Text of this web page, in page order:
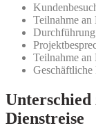
Teilnahme an
Teilnahme an
Geschäftliche
Unterschied
Dienstreise